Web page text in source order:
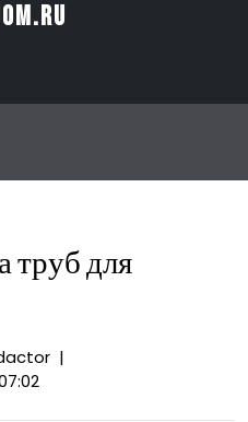
для
Мой
|